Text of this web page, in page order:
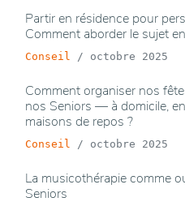
Partir en résidence pour
Comment aborder le sujet
Conseil / octobre 2025
Comment organiser nos
nos Seniors — à domicile,
maisons de repos ?
Conseil / octobre 2025
La musicothérapie comme
Seniors